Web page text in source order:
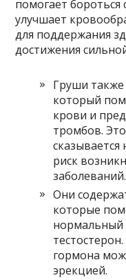
помогает
улучшает
для поддержания
достижения
Груши
который
крови и
тромбов.
риск
заболеваний.
Они
которые
нормальный
гормона
эрекцией.